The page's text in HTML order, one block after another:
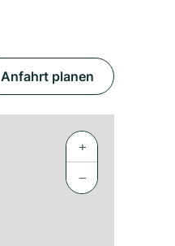
Anfahrt planen
+
−